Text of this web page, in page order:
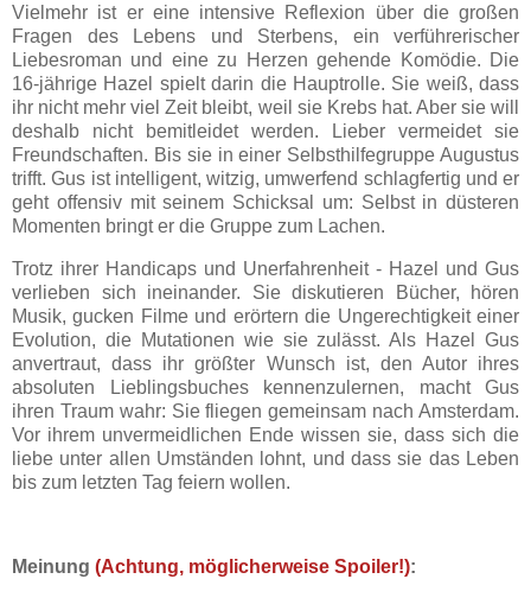
Vielmehr ist er eine intensive Reflexion über die großen
Fragen des Lebens und Sterbens, ein verführerischer
Liebesroman und eine zu Herzen gehende Komödie. Die
16-jährige Hazel spielt darin die Hauptrolle. Sie weiß, dass
ihr nicht mehr viel Zeit bleibt, weil sie Krebs hat. Aber sie will
deshalb nicht bemitleidet werden. Lieber vermeidet sie
Freundschaften. Bis sie in einer Selbsthilfegruppe Augustus
trifft. Gus ist intelligent, witzig, umwerfend schlagfertig und er
geht offensiv mit seinem Schicksal um: Selbst in düsteren
Momenten bringt er die Gruppe zum Lachen.
Trotz ihrer Handicaps und Unerfahrenheit - Hazel und Gus
verlieben sich ineinander. Sie diskutieren Bücher, hören
Musik, gucken Filme und erörtern die Ungerechtigkeit einer
Evolution, die Mutationen wie sie zulässt. Als Hazel Gus
anvertraut, dass ihr größter Wunsch ist, den Autor ihres
absoluten Lieblingsbuches kennenzulernen, macht Gus
ihren Traum wahr: Sie fliegen gemeinsam nach Amsterdam.
Vor ihrem unvermeidlichen Ende wissen sie, dass sich die
liebe unter allen Umständen lohnt, und dass sie das Leben
bis zum letzten Tag feiern wollen.
Meinung (Achtung, möglicherweise Spoiler!):